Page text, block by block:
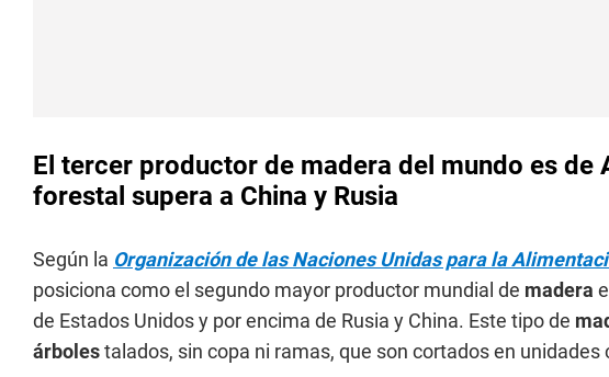
El tercer productor de madera del mundo es de
forestal supera a China y Rusia
Según la Organización de las Naciones Unidas para la
posiciona como el segundo mayor productor mundial de madera
de Estados Unidos y por encima de Rusia y China. Este tipo de
árbolestalados, sin copa ni ramas, que son cortados en